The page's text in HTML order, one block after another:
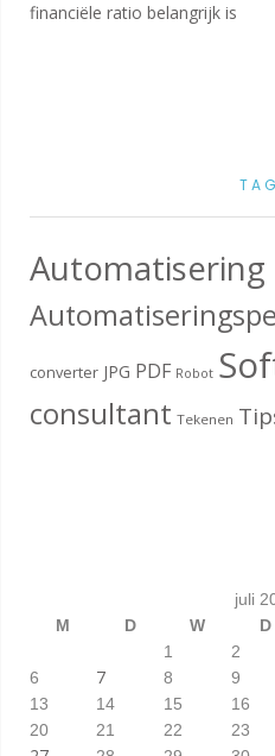
financiële ratio belangrijk is
Automatisering
converter JPG PDF Robot
consultant Tekenen
juli
M
D W D
1
2
6
7 8 9
13
14 15 16
20
21 22 23